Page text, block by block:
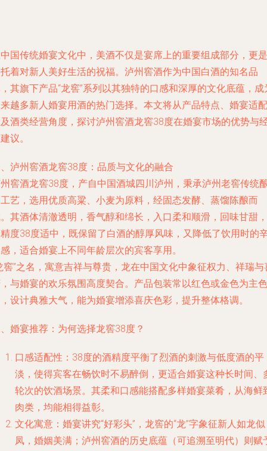
国传统婚宴文化中，美酒不仅是宴席上的重要组成部分，更是
着对新人美好生活的祝福。泸州窖酒作为中国白酒的知名品
其旗下产品“龙窖”系列以其独特的口感和深厚的文化底蕴，成
越多新人婚宴用酒的热门选择。本文将从产品特点、婚宴适配
酒类经营角度，探讨泸州窖酒龙窖38度在婚宴市场的优势与
议。
泸州窖酒龙窖38度：品质与文化的融合
窖酒龙窖38度，产自中国酒城四川泸州，秉承泸州老窖传统
艺，选用优质高粱、小麦为原料，经固态发酵、蒸馏陈酿而
其酒体清澈透明，香气醇和绵长，入口柔和顺滑，回味甘甜，
度38度适中，既保留了白酒的醇厚风味，又降低了饮用时的
，适合婚宴上不同年龄层次的宾客享用。
窖”之名，寓意吉祥与尊贵，龙在中国文化中象征权力、祥瑞与
与婚宴的欢乐氛围高度契合。产品包装常以红色或金色为主色
设计典雅大气，能为婚宴增添喜庆色彩，提升整体格调。
婚宴推荐：为何选择龙窖38度？
口感适配性：38度的酒精度平衡了烈酒的刺激与低度酒的平
淡，使得宾客在畅饮时不易醉倒，更适合婚宴这种长时间、
轮次的饮酒场景。其柔和口感能搭配多样婚宴菜肴，从海鲜
肉类，均能相得益彰。
文化寓意：婚宴讲究“好彩头”，龙窖的“龙”字象征新人如龙似
凤，婚姻美满；泸州窖酒的历史底蕴（可追溯至明代）则赋